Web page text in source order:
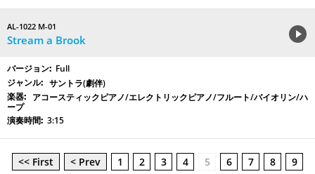
AL-1022 M-01
Stream a Brook
Full
サントラ(劇伴)
アコースティックピアノ/エレクトリックピアノ/フルート/バイオリン/ハ
ープ
3:15
<< First < Prev 1 2 3 4 5 6 7 8
9